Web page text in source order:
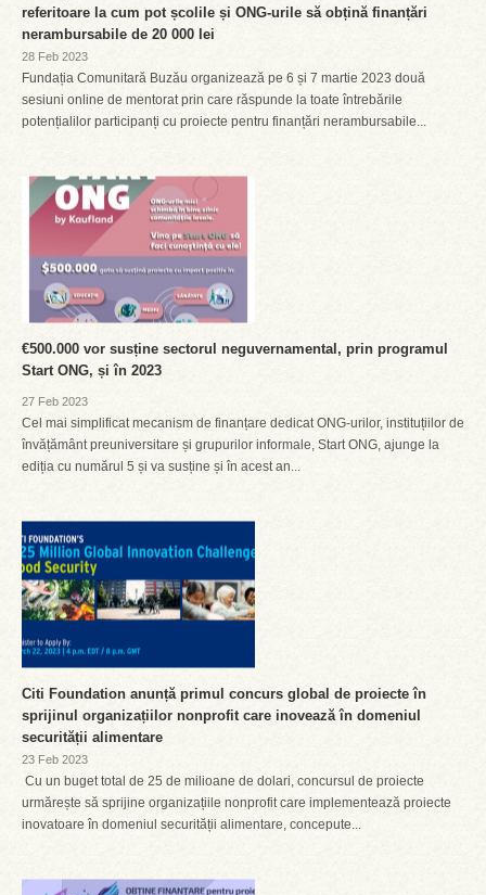
referitoare la cum pot școlile și ONG-urile să obțină finanțări
nerambursabile de 20 000 lei
28 Feb 2023
Fundația Comunitară Buzău organizează pe 6 și 7 martie 2023 două
sesiuni online de mentorat prin care răspunde la toate întrebările
potențialilor participanți cu proiecte pentru finanțări nerambursabile...
€500.000 vor susține sectorul neguvernamental, prin programul
Start ONG, și în 2023
27 Feb 2023
Cel mai simplificat mecanism de finanțare dedicat ONG-urilor, instituțiilor de
învățământ preuniversitare și grupurilor informale, Start ONG, ajunge la
ediția cu numărul 5 și va susține și în acest an...
Citi Foundation anunță primul concurs global de proiecte în
sprijinul organizațiilor nonprofit care inovează în domeniul
securității alimentare
23 Feb 2023
Cu un buget total de 25 de milioane de dolari, concursul de proiecte
urmărește să sprijine organizațiile nonprofit care implementează proiecte
inovatoare în domeniul securității alimentare, concepute...